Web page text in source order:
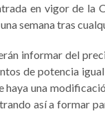
en vigor de la
semana tras
informar del
de potencia
una
así a formar